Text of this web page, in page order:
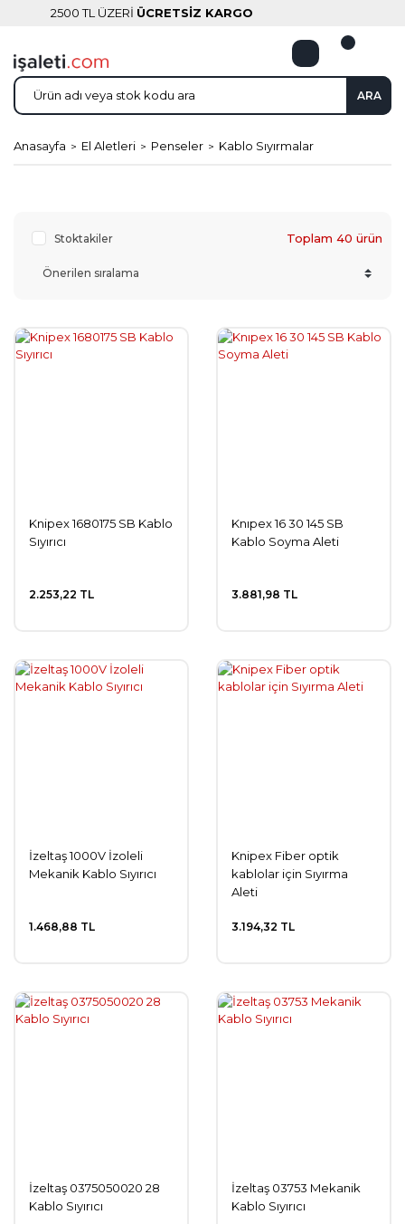
2500 TL ÜZERİ ÜCRETSİZ KARGO
ARA
Anasayfa El Aletleri Penseler Kablo Sıyırmalar
Stoktakiler Toplam 40 ürün
Knipex 1680175 SB Kablo
Sıyırıcı
2.253,22 TL
Knıpex 16 30 145 SB
Kablo Soyma Aleti
3.881,98 TL
İzeltaş 1000V İzoleli
Mekanik Kablo Sıyırıcı
1.468,88 TL
Knipex Fiber optik
kablolar için Sıyırma
Aleti
3.194,32 TL
İzeltaş 0375050020 28
Kablo Sıyırıcı
İzeltaş 03753 Mekanik
Kablo Sıyırıcı